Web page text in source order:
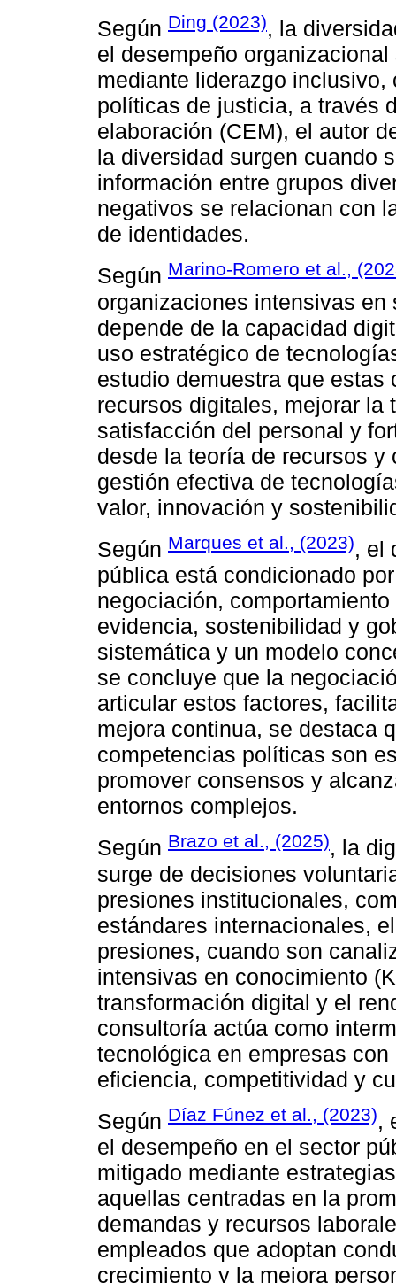
Según Ding (2023), la
el desempeño
mediante liderazgo
políticas de justicia, a través
elaboración (CEM), el autor
la diversidad surgen cuando
información entre grupos
negativos se relacionan con
de identidades.
Según Marino-Romero et al.,
organizaciones intensivas
depende de la capacidad
uso estratégico de
estudio demuestra que estas
recursos digitales, mejorar la
satisfacción del personal y
desde la teoría de recursos
gestión efectiva de
valor, innovación y
Según Marques et al., (2023), el
pública está condicionado
negociación,
evidencia, sostenibilidad y
sistemática y un modelo
se concluye que la
articular estos factores,
mejora continua, se destaca
competencias políticas son
promover consensos y
entornos complejos.
Según Brazo et al., (2025), la
surge de decisiones
presiones institucionales,
estándares internacionales,
presiones, cuando son
intensivas en conocimiento
transformación digital y el
consultoría actúa como
tecnológica en empresas
eficiencia, competitividad y
Según Díaz Fúnez et al., (2023),
el desempeño en el sector
mitigado mediante
aquellas centradas en la
demandas y recursos
empleados que adoptan
crecimiento y la mejora